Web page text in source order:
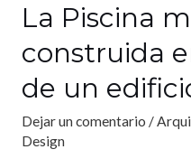
La Piscina
construida
de un
Dejar un comentario /
Design